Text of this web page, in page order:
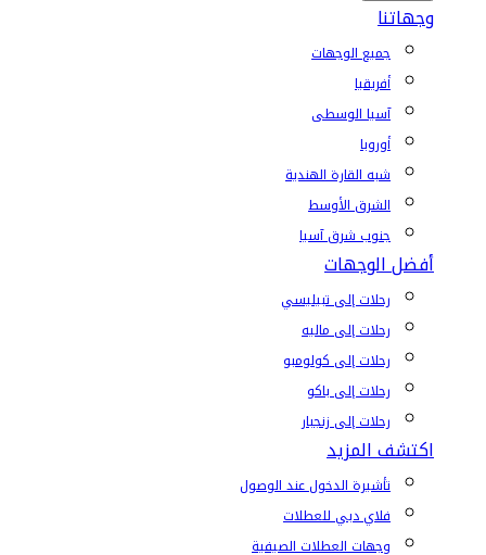
وجهاتنا
جميع الوجهات
أفريقيا
آسيا الوسطى
أوروبا
شبه القارة الهندية
الشرق الأوسط
جنوب شرق آسيا
أفضل الوجهات
رحلات إلى تبيليسي
رحلات إلى ماليه
رحلات إلى كولومبو
رحلات إلى باكو
رحلات إلى زنجبار
اكتشف المزيد
تأشيرة الدخول عند الوصول
فلاي دبي للعطلات
وجهات العطلات الصيفية